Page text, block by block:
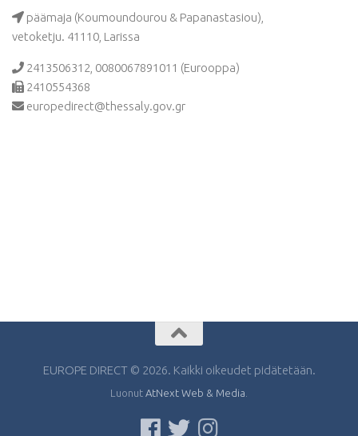
päämaja (Koumoundourou & Papanastasiou),
vetoketju. 41110, Larissa
2413506312, 0080067891011 (Eurooppa)
2410554368
europedirect@thessaly.gov.gr
EUROPE DIRECT © 2026. Kaikki oikeudet pidätetään.
Luonut AtNext Web & Media